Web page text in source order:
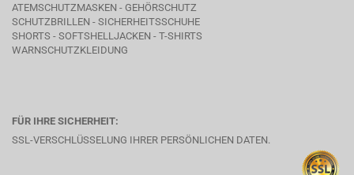
ATEMSCHUTZMASKEN - GEHÖRSCHUTZ
SCHUTZBRILLEN - SICHERHEITSSCHUHE
SHORTS - SOFTSHELLJACKEN - T-SHIRTS
WARNSCHUTZKLEIDUNG
FÜR IHRE SICHERHEIT:
SSL-VERSCHLÜSSELUNG IHRER PERSÖNLICHEN DATEN.